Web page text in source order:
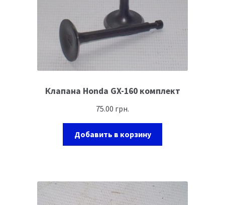
Клапана Honda GX-160 комплект
75.00 грн.
Добавить в корзину